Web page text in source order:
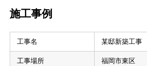
施工事例
工事名 某邸新築工事
工事場所 福岡市東区